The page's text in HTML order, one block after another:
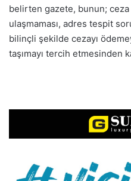
belirten gazete, bunun;
ulaşmaması, adres tespit
bilinçli şekilde cezayı
taşımayı tercih etmesinden